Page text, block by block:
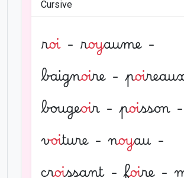
Cursive
roi - royaume -
baignoire - poi
bougeoir - poisson -
voiture - noyau -
croissant - foire -